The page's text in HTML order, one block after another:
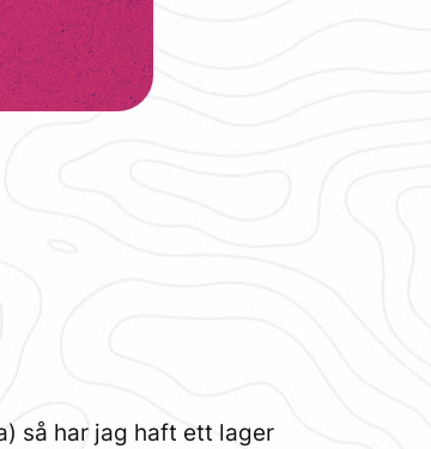
så har jag haft ett lager